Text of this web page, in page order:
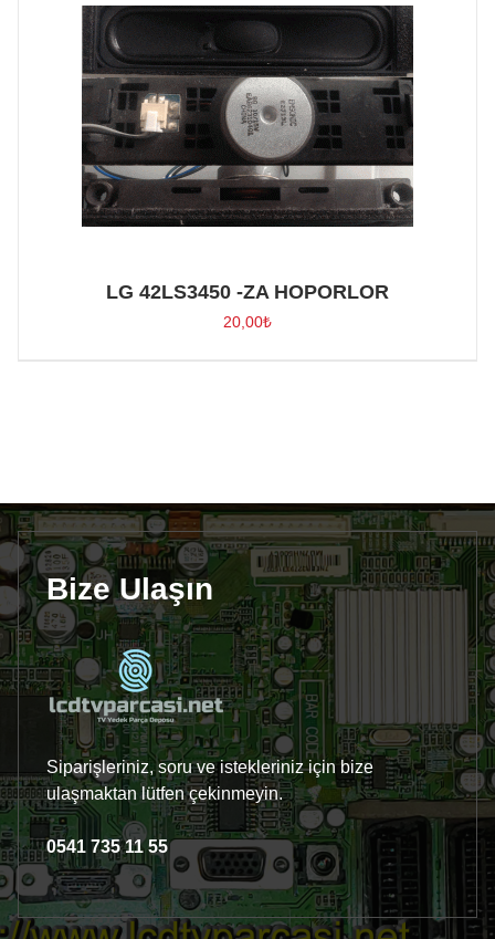
LG 42LS3450 -ZA HOPORLOR
20,00₺
Bize Ulaşın
Siparişleriniz, soru ve istekleriniz için bize
ulaşmaktan lütfen çekinmeyin.
0541 735 11 55